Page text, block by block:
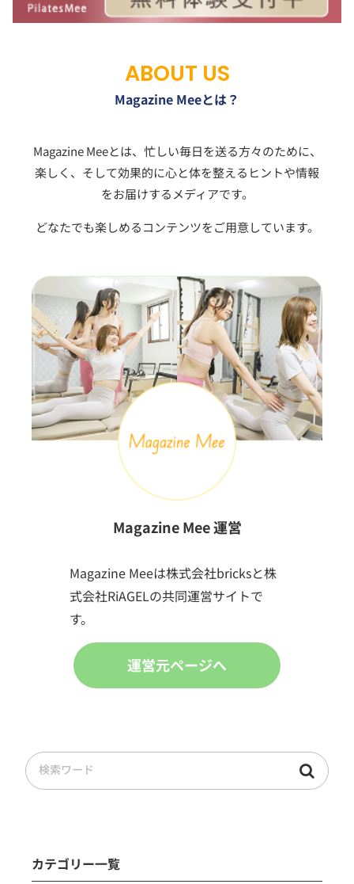
ABOUT US
Magazine Meeとは？
Magazine Meeとは、忙しい毎日を送る方々のために、
楽しく、そして効果的に心と体を整えるヒントや情報
をお届けするメディアです。
どなたでも楽しめるコンテンツをご用意しています。
Magazine Mee 運営
Magazine Meeは株式会社bricksと株
式会社RiAGELの共同運営サイトで
す。
運営元ページへ
カテゴリー一覧